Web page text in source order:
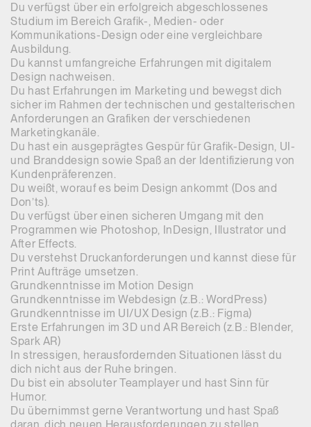
Du verfügst über ein erfolgreich abgeschlossenes
Studium im Bereich Grafik-, Medien- oder
Kommunikations-Design oder eine vergleichbare
Ausbildung.
Du kannst umfangreiche Erfahrungen mit digitalem
Design nachweisen.
Du hast Erfahrungen im Marketing und bewegst dich
sicher im Rahmen der technischen und gestalterischen
Anforderungen an Grafiken der verschiedenen
Marketingkanäle.
Du hast ein ausgeprägtes Gespür für Grafik-Design, UI-
und Branddesign sowie Spaß an der Identifizierung von
Kundenpräferenzen.
Du weißt, worauf es beim Design ankommt (Dos and
Don’ts).
Du verfügst über einen sicheren Umgang mit den
Programmen wie Photoshop, InDesign, Illustrator und
After Effects.
Du verstehst Druckanforderungen und kannst diese für
Print Aufträge umsetzen.
Grundkenntnisse im Motion Design
Grundkenntnisse im Webdesign (z.B.: WordPress)
Grundkenntnisse im UI/UX Design (z.B.: Figma)
Erste Erfahrungen im 3D und AR Bereich (z.B.: Blender,
Spark AR)
In stressigen, herausfordernden Situationen lässt du
dich nicht aus der Ruhe bringen.
Du bist ein absoluter Teamplayer und hast Sinn für
Humor.
Du übernimmst gerne Verantwortung und hast Spaß